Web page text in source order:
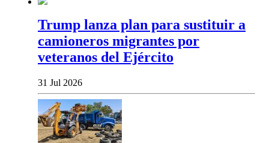
Trump lanza plan para sustituir a
camioneros migrantes por
veteranos del Ejército
31 Jul 2026